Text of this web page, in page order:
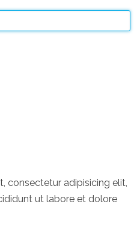
consectetur adipisicing elit,
ut labore et dolore